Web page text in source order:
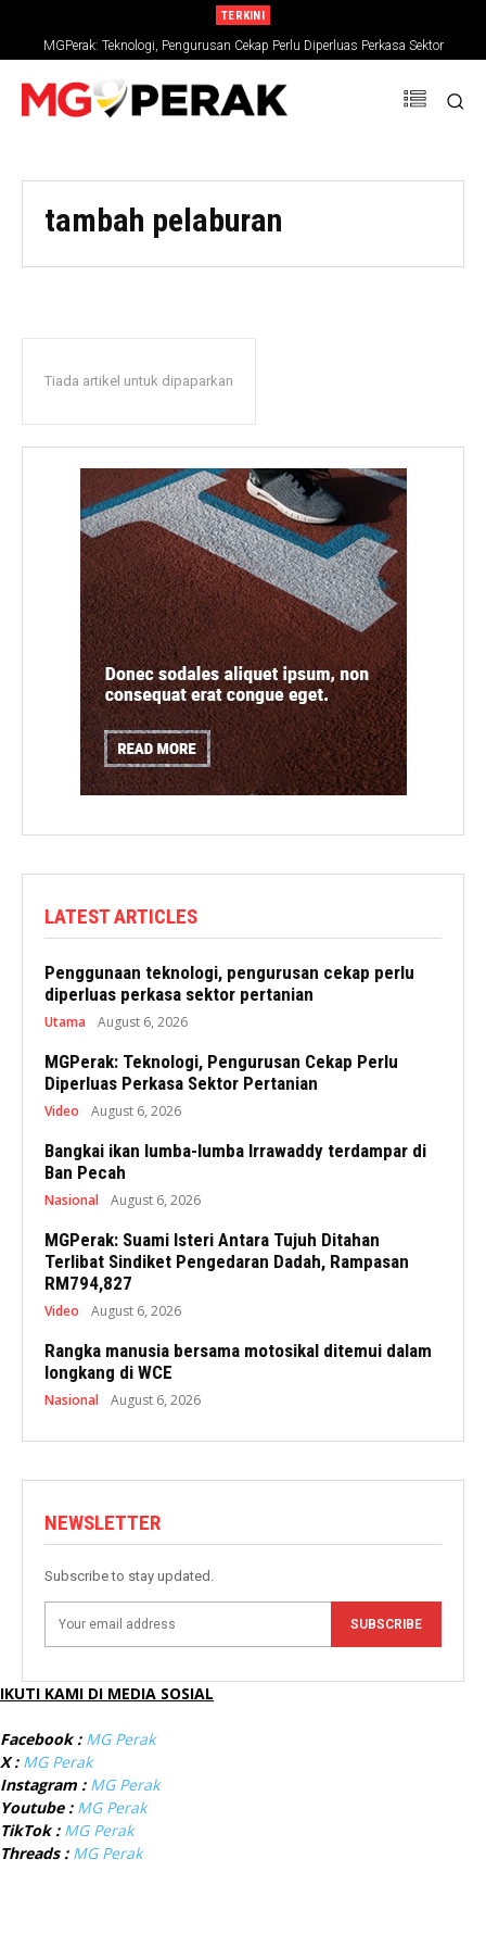
TERKINI
MGPerak: Teknologi, Pengurusan Cekap Perlu Diperluas Perkasa Sektor
Pertanian
tambah pelaburan
Tiada artikel untuk dipaparkan
LATEST ARTICLES
Penggunaan teknologi, pengurusan cekap perlu
diperluas perkasa sektor pertanian
Utama August 6, 2026
MGPerak: Teknologi, Pengurusan Cekap Perlu
Diperluas Perkasa Sektor Pertanian
Video August 6, 2026
Bangkai ikan lumba-lumba Irrawaddy terdampar di
Ban Pecah
Nasional August 6, 2026
MGPerak: Suami Isteri Antara Tujuh Ditahan
Terlibat Sindiket Pengedaran Dadah, Rampasan
RM794,827
Video August 6, 2026
Rangka manusia bersama motosikal ditemui dalam
longkang di WCE
Nasional August 6, 2026
NEWSLETTER
Subscribe to stay updated.
SUBSCRIBE
IKUTI KAMI DI MEDIA SOSIAL
Facebook : MG Perak
X : MG Perak
Instagram : MG Perak
Youtube : MG Perak
TikTok : MG Perak
Threads : MG Perak